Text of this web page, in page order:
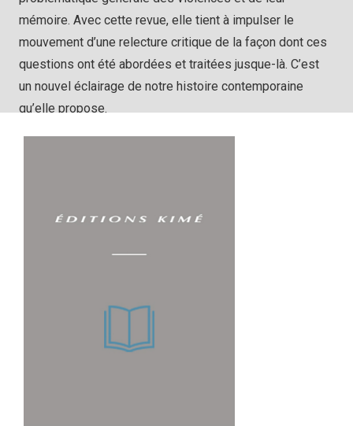
mémoire. Avec cette revue, elle tient à impulser le
mouvement d’une relecture critique de la façon dont ces
questions ont été abordées et traitées jusque-là. C’est
un nouvel éclairage de notre histoire contemporaine
qu’elle propose.